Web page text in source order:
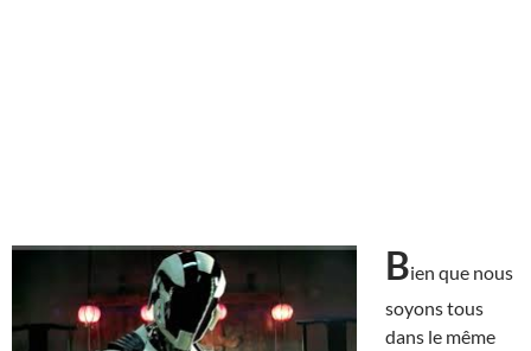
Bien que nous
soyons tous
dans le même